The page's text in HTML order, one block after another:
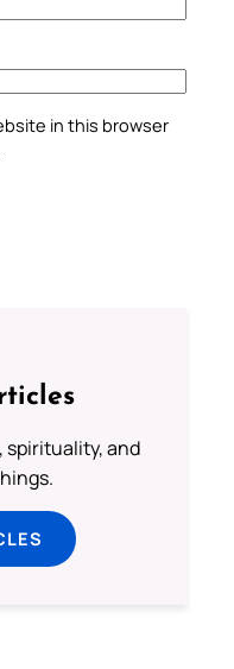
in this browser
spirituality, and